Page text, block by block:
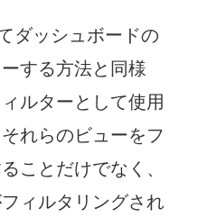
で
リ
ン
ク
が
開
ダッシュボードの
する方法と同様
ルターとして使用
れらのビューをフ
ことだけでなく、
ィルタリングされ